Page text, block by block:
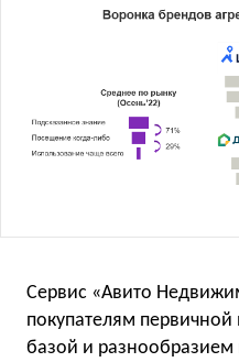
Сервис «Авито
покупателям
базой и разнообразием